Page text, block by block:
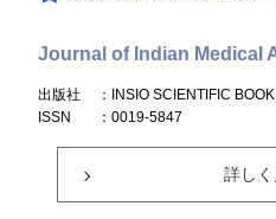
Journal of Indian Medical
出版社
：INSIO SCIENTIFIC
ISSN
：0019-5847
詳しく